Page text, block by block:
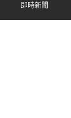
即時新聞